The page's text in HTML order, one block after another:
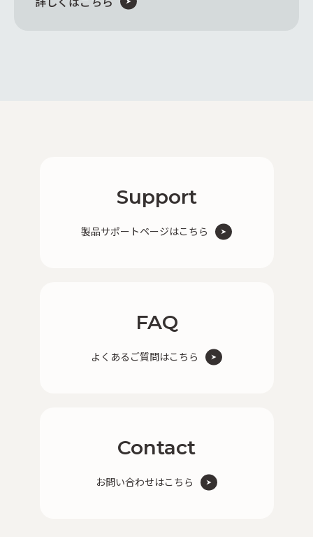
Support
製品サポートページはこちら
FAQ
よくあるご質問はこちら
Contact
お問い合わせはこちら